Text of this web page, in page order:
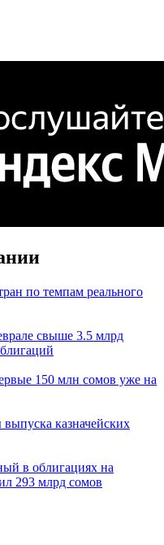
по темпам реального
свыше 3.5 млрд
150 млн сомов уже на
казначейских
в облигациях на
293 млрд сомов